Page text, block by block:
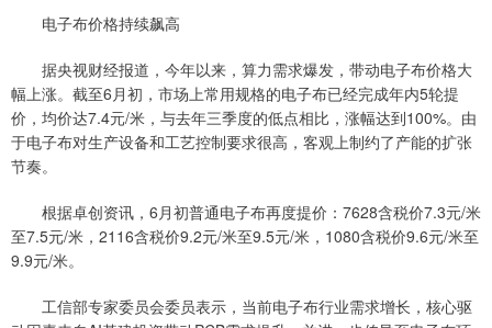
电子布价格持续飙高
据央视财经报道，今年以来，算力需求爆发，带动电子布价格大
幅上涨。截至6月初，市场上常用规格的电子布已经完成年内5轮提
价，均价达7.4元/米，与去年三季度的低点相比，涨幅达到100%。由
于电子布对生产设备和工艺控制要求很高，客观上制约了产能的扩张
节奏。
根据卓创资讯，6月初普通电子布再度提价：7628含税价7.3元/米
至7.5元/米，2116含税价9.2元/米至9.5元/米，1080含税价9.6元/米至
9.9元/米。
工信部专家委员会委员表示，当前电子布行业需求增长，核心驱